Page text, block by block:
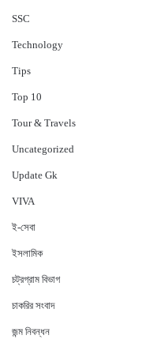
‍SSC
Technology
Tips
Top 10
Tour & Travels
Uncategorized
Update Gk
VIVA
ই-সেবা
ইসলামিক
চট্রগ্রাম বিভাগ
চাকরির সংবাদ
জন্ম নিবন্ধন